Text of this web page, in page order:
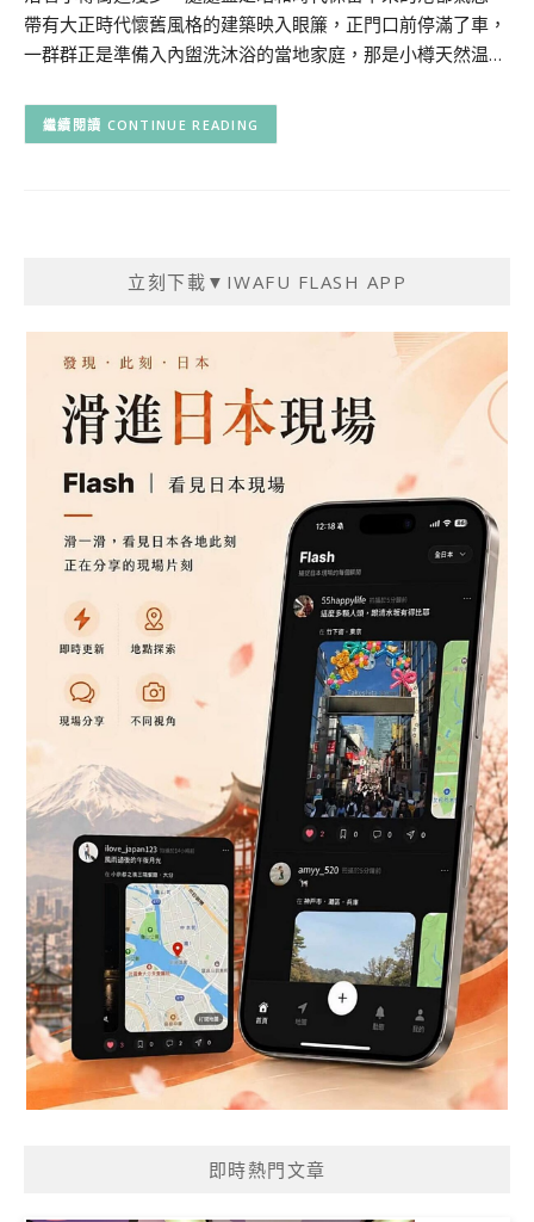
帶有大正時代懷舊風格的建築映入眼簾，正門口前停滿了車，
一群群正是準備入內盥洗沐浴的當地家庭，那是小樽天然温…
CONTINUE READING
立刻下載▼IWAFU FLASH APP
即時熱門文章